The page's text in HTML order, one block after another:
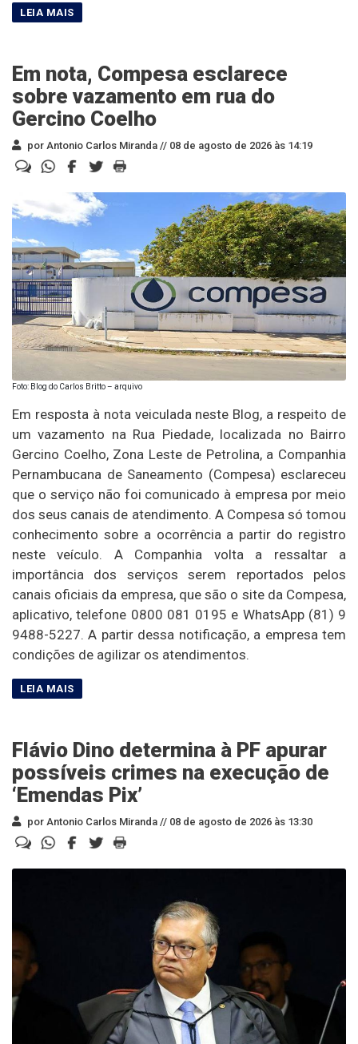
Em nota, Compesa esclarece
sobre vazamento em rua do
Gercino Coelho
por Antonio Carlos Miranda // 08 de agosto de 2026 às 14:19
Foto: Blog do Carlos Britto – arquivo
Em resposta à nota veiculada neste Blog, a respeito de
um vazamento na Rua Piedade, localizada no Bairro
Gercino Coelho, Zona Leste de Petrolina, a Companhia
Pernambucana de Saneamento (Compesa) esclareceu
que o serviço não foi comunicado à empresa por meio
dos seus canais de atendimento. A Compesa só tomou
conhecimento sobre a ocorrência a partir do registro
neste veículo. A Companhia volta a ressaltar a
importância dos serviços serem reportados pelos
canais oficiais da empresa, que são o site da Compesa,
aplicativo, telefone 0800 081 0195 e WhatsApp (81) 9
9488-5227. A partir dessa notificação, a empresa tem
condições de agilizar os atendimentos.
Flávio Dino determina à PF apurar
possíveis crimes na execução de
‘Emendas Pix’
por Antonio Carlos Miranda // 08 de agosto de 2026 às 13:30